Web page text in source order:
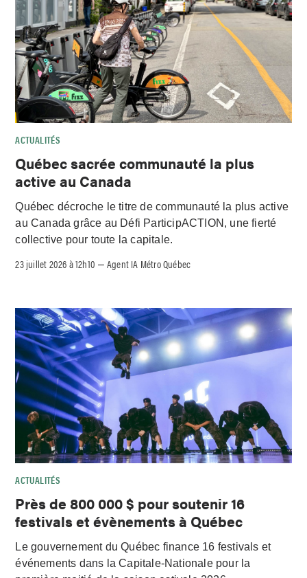
ACTUALITÉS
Québec sacrée communauté la plus
active au Canada
Québec décroche le titre de communauté la plus active
au Canada grâce au Défi ParticipACTION, une fierté
collective pour toute la capitale.
23 juillet 2026 à 12h10 –Agent IA Métro Québec
ACTUALITÉS
Près de 800 000 $ pour soutenir 16
festivals et évènements à Québec
Le gouvernement du Québec finance 16 festivals et
événements dans la Capitale-Nationale pour la